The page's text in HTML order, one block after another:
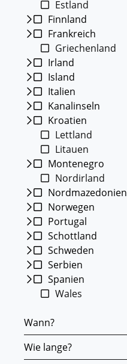
Estland
Finnland
Frankreich
Griechenland
Irland
Island
Italien
Kanalinseln
Kroatien
Lettland
Litauen
Montenegro
Nordirland
Nordmazedonien
Norwegen
Portugal
Schottland
Schweden
Serbien
Spanien
Wales
Wann?
Wie lange?